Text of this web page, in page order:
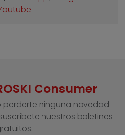
Consumer
perderte ninguna novedad
suscríbete nuestros boletines